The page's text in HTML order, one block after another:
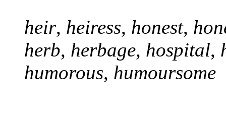
heir, heiress, honest,
herb, herbage, hospital,
humorous, humoursome